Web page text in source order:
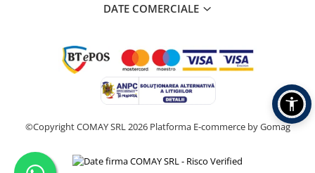
DATE COMERCIALE
©Copyright COMAY SRL 2026 Platforma E-commerce by Gomag